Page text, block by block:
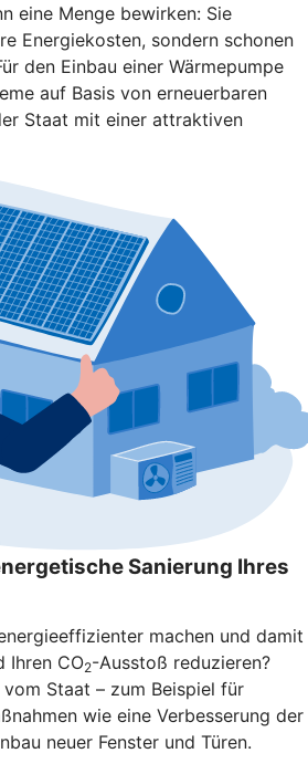
eine Menge bewirken: Sie
Energiekosten, sondern schonen
den Einbau einer Wärmepumpe
auf Basis von erneuerbaren
Staat mit einer attraktiven
Sanierung Ihres
machen und damit
Ihren CO2-Ausstoß reduzieren?
vom Staat – zum Beispiel für
wie eine Verbesserung der
neuer Fenster und Türen.